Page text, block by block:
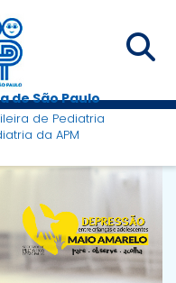
de São Paulo
de Pediatria
da APM